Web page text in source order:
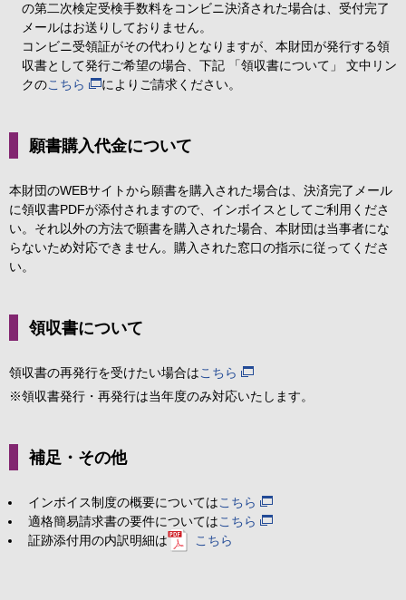
の第二次検定受検手数料をコンビニ決済された場合は、受付完了
メールはお送りしておりません。
コンビニ受領証がその代わりとなりますが、本財団が発行する領
収書として発行ご希望の場合、下記 「領収書について」 文中リン
クのこちら によりご請求ください。
願書購入代金について
本財団のWEBサイトから願書を購入された場合は、決済完了メール
に領収書PDFが添付されますので、インボイスとしてご利用くださ
い。それ以外の方法で願書を購入された場合、本財団は当事者にな
らないため対応できません。購入された窓口の指示に従ってくださ
い。
領収書について
領収書の再発行を受けたい場合はこちら
※領収書発行・再発行は当年度のみ対応いたします。
補足・その他
インボイス制度の概要についてはこちら
適格簡易請求書の要件についてはこちら
証跡添付用の内訳明細は
こちら